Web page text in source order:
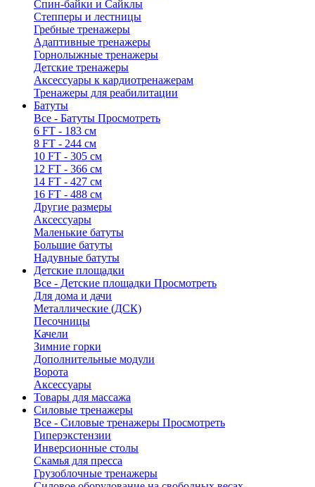
Спин-байки и Сайклы
Степперы и лестницы
Гребные тренажеры
Адаптивные тренажеры
Горнолыжные тренажеры
Детские тренажеры
Аксессуары к кардиотренажерам
Тренажеры для реабилитации
Батуты
Все - Батуты Просмотреть
6 FT - 183 см
8 FT - 244 см
10 FT - 305 см
12 FT - 366 см
14 FT - 427 см
16 FT - 488 см
Другие размеры
Аксессуары
Маленькие батуты
Большие батуты
Надувные батуты
Детские площадки
Все - Детские площадки Просмотреть
Для дома и дачи
Металлические (ДСК)
Песочницы
Качели
Зимние горки
Дополнительные модули
Ворота
Аксессуары
Товары для массажа
Силовые тренажеры
Все - Силовые тренажеры Просмотреть
Гиперэкстензии
Инверсионные столы
Скамья для пресса
Грузоблочные тренажеры